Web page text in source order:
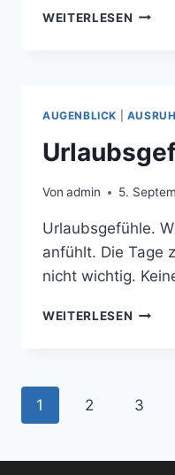
WEITERLESEN
AUGENBLICK
Von admin 5.
Urlaubsgefühle.
anfühlt. Die Tage
nicht wichtig.
WEITERLESEN
1 2 3